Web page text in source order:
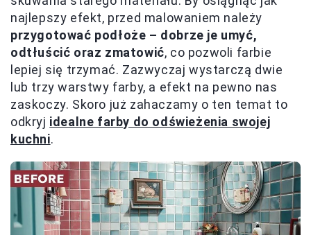
najlepszy efekt, przed malowaniem należy
przygotować podłoże – dobrze je umyć,
odtłuścić oraz zmatowić, co pozwoli farbie
lepiej się trzymać. Zazwyczaj wystarczą dwie
lub trzy warstwy farby, a efekt na pewno nas
zaskoczy. Skoro już zahaczamy o ten temat to
odkryj idealne farby do odświeżenia swojej
kuchni.